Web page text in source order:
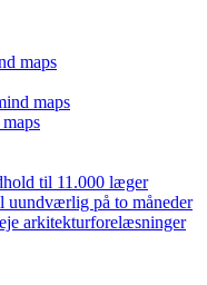
maps
maps
til 11.000 læger
på to måneder
arkitekturforelæsninger